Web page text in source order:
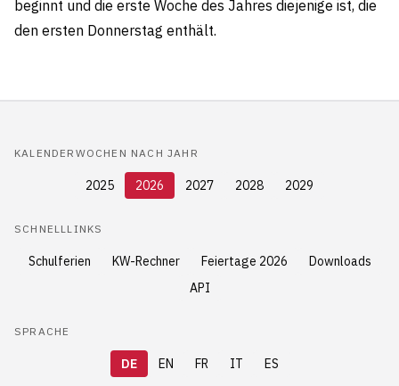
beginnt und die erste Woche des Jahres diejenige ist, die
den ersten Donnerstag enthält.
KALENDERWOCHEN NACH JAHR
2025 2026 2027 2028 2029
SCHNELLLINKS
Schulferien KW-Rechner Feiertage 2026
Downloads
API
SPRACHE
DE EN FR IT ES